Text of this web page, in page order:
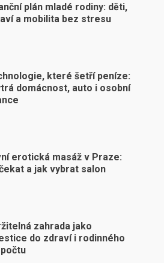
plán mladé rodiny: děti,
a mobilita bez stresu
které šetří peníze:
domácnost, auto i osobní
erotická masáž v Praze:
a jak vybrat salon
zahrada jako
do zdraví i rodinného